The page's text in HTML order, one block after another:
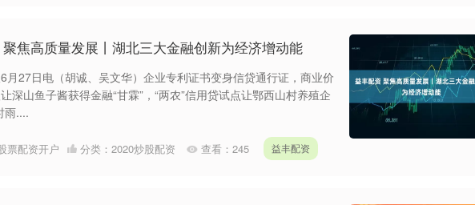
焦高质量发展丨湖北三大金融创新为经济增动能
月27日电（胡诚、吴文华）企业专利证书变身信贷通行证，商业价
深山鱼子酱获得金融“甘霖”，“两农”信用贷试点让鄂西山村养殖企
雨....
票配资开户 分类： 2020炒股配资 查看： 245 益丰配资